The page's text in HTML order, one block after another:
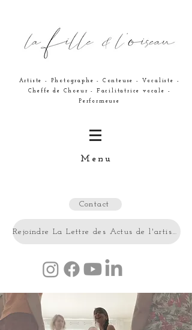
Artiste - Photographe - Conteuse - Vocaliste -
Cheffe de Choeur - Facilitatrice vocale -
Performeuse
Menu
Contact
Rejoindre La Lettre des Actus de l'artiste